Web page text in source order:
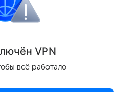
ён VPN
всё работало